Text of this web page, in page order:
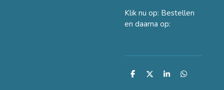
Klik nu op: Bestellen
en daarna op:
D
D
S
D